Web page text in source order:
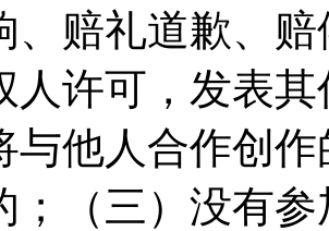
、赔礼道歉、
人许可，发表
与他人合作创
；（三）没有